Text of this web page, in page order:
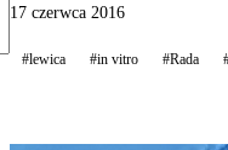
17 czerwca 2016
#lewica #in vitro #Rada